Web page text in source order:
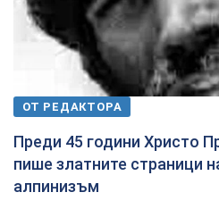
ОТ РЕДАКТОРА
Преди 45 години Христо
пише златните страници
алпинизъм